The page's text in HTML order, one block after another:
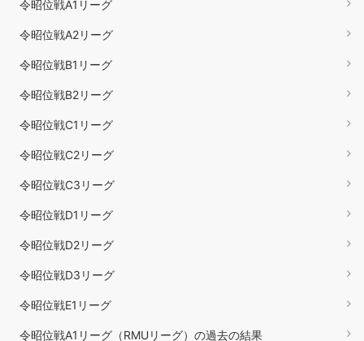
令昭位戦A1リーグ
令昭位戦A2リーグ
令昭位戦B1リーグ
令昭位戦B2リーグ
令昭位戦C1リーグ
令昭位戦C2リーグ
令昭位戦C3リーグ
令昭位戦D1リーグ
令昭位戦D2リーグ
令昭位戦D3リーグ
令昭位戦E1リーグ
令昭位戦A1リーグ（RMUリーグ）の過去の結果